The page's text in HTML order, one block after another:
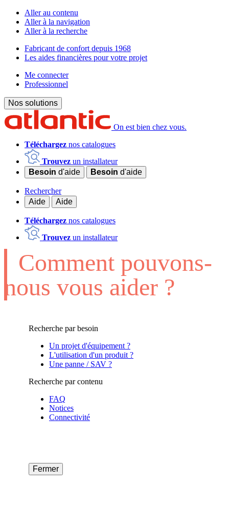
Aller au contenu
Aller à la navigation
Aller à la recherche
Fabricant de confort depuis 1968
Les aides financières pour votre projet
Me connecter
Professionnel
Nos solutions
On est bien chez vous.
Téléchargez nos catalogues
Trouvez un installateur
Besoin d'aide Besoin d'aide
Rechercher
Aide
Aide
Téléchargez nos catalogues
Trouvez un installateur
Comment pouvons-
nous vous aider ?
Recherche par besoin
Un projet d'équipement ?
L'utilisation d'un produit ?
Une panne / SAV ?
Recherche par contenu
FAQ
Notices
Connectivité
Fermer